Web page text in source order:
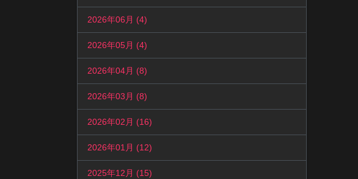
2026年06月 (4)
2026年05月 (4)
2026年04月 (8)
2026年03月 (8)
2026年02月 (16)
2026年01月 (12)
2025年12月 (15)